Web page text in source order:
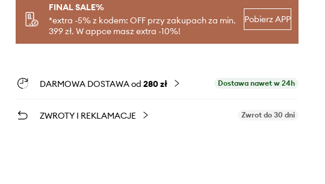
FINAL SALE%
*extra -5% z kodem: OFF przy zakupach za min.
399 zł. W appce masz extra -10%!
Pobierz APP
DARMOWA DOSTAWA od 280 zł Dostawa nawet w 24h
ZWROTY I REKLAMACJE Zwrot do 30 dni